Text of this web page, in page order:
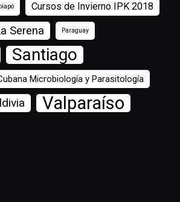
Cursos de Invierno IPK 2018
Serena Paraguay
Santiago
Microbiología y Parasitología
Valparaíso